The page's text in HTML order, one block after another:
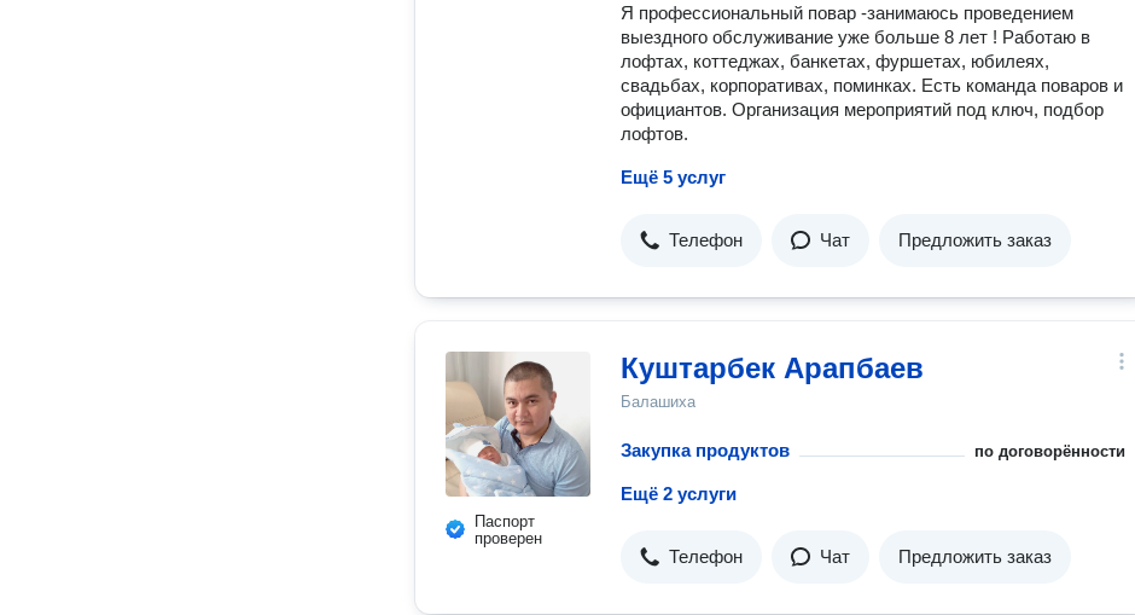
Я профессиональный повар -занимаюсь проведением
выездного обслуживание уже больше 8 лет ! Работаю в
лофтах, коттеджах, банкетах, фуршетах, юбилеях,
свадьбах, корпоративах, поминках. Есть команда поваров и
официантов. Организация мероприятий под ключ, подбор
лофтов.
Ещё 5 услуг
Телефон Чат Предложить заказ
Паспорт
проверен
Куштарбек Арапбаев
Балашиха
Закупка продуктов по договорённости
Ещё 2 услуги
Телефон Чат Предложить заказ